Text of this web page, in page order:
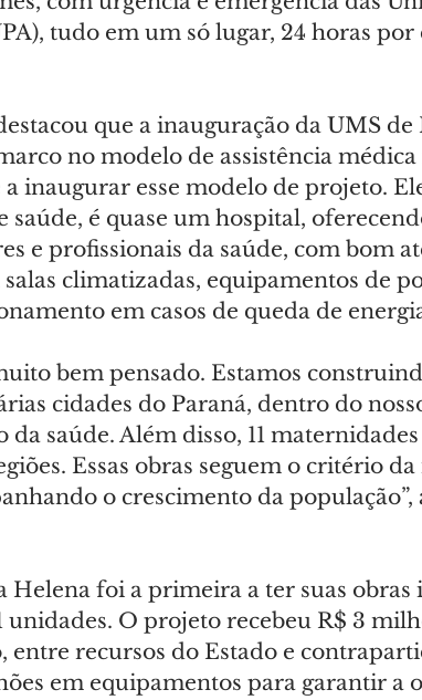
tudo em um só lugar, 24 horas por
que a inauguração da UMS
no modelo de assistência médica
inaugurar esse modelo de projeto.
saúde, é quase um hospital,
e profissionais da saúde, com bom
climatizadas, equipamentos de
em casos de queda de
bem pensado. Estamos
cidades do Paraná, dentro do
da saúde. Além disso, 11
Essas obras seguem o critério da
o crescimento da população”,
Helena foi a primeira a ter suas obras
unidades. O projeto recebeu R$ 3
entre recursos do Estado e
em equipamentos para garantir a